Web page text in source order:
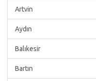
Artvin
Aydın
Balıkesir
Bartın